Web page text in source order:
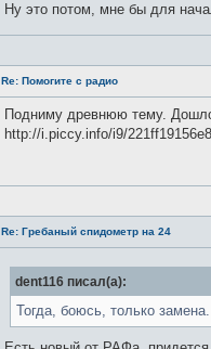
Ну это потом, мне бы для
Re: Помогите с радио
Подниму древнюю тему. Дошло
http://i.piccy.info/i9/
Re: Гребаный спидометр на 24
dent116 писал(а):
Тогда, боюсь, только замена.